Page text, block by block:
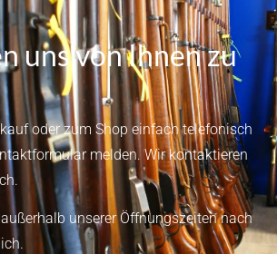
uns von Ihnen zu
oder zum Shop einfach telefonisch
melden.Wir kontaktieren
unserer Öffnungszeiten nach